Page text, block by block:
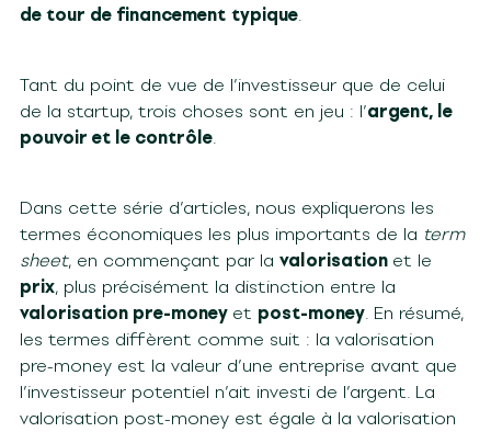
de tour de financement typique.
Tant du point de vue de l’investisseur que de celui
de la startup, trois choses sont en jeu : l’argent, le
pouvoir et le contrôle.
Dans cette série d’articles, nous expliquerons les
termes économiques les plus importants de la term
sheet, en commençant par la valorisation et le
prix, plus précisément la distinction entre la
valorisation pre-money et post-money. En résumé,
les termes diffèrent comme suit : la valorisation
pre-money est la valeur d’une entreprise avant que
l’investisseur potentiel n’ait investi de l’argent. La
valorisation post-money est égale à la valorisation